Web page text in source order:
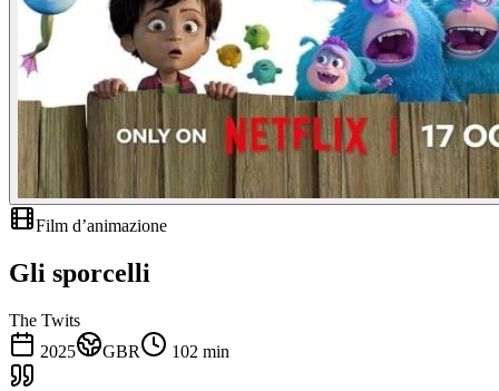
Film d’animazione
Gli sporcelli
The Twits
2025
GBR 102 min